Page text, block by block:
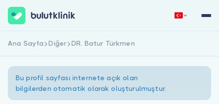
Hemen Kaydol
Ana Sayfa Diğer DR. Batur Türkmen
Bu profil sayfası internete açık olan
bilgilerden otomatik olarak oluşturulmuştur.